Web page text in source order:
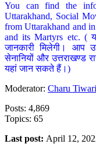
You can find the
Uttarakhand, Social
from Uttarakhand and
and its Martyrs etc. (
जानकारी मिलेगी। आप
सेनानियों और उत्तराखण्ड
यहां जान सकते हैं।)
Moderator: Charu Tiwari
Posts: 4,869
Topics: 65
Last post: April 12,